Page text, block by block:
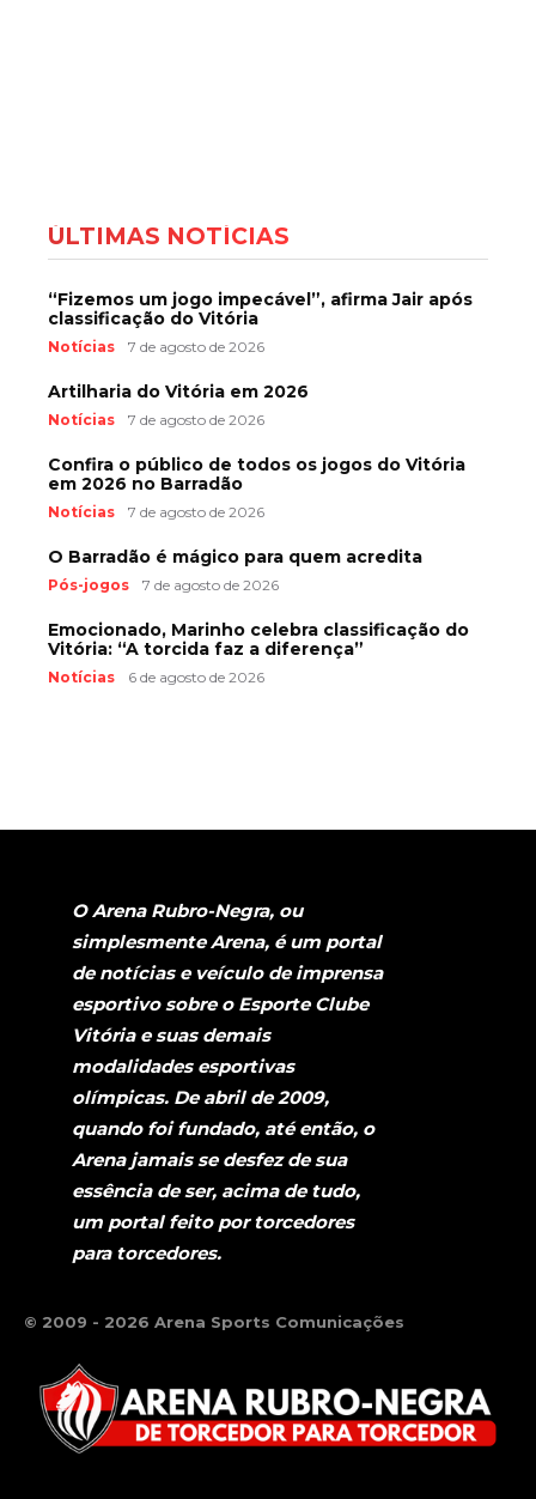
ÚLTIMAS NOTÍCIAS
“Fizemos um jogo impecável”, afirma Jair após
classificação do Vitória
Notícias 7 de agosto de 2026
Artilharia do Vitória em 2026
Notícias 7 de agosto de 2026
Confira o público de todos os jogos do Vitória
em 2026 no Barradão
Notícias 7 de agosto de 2026
O Barradão é mágico para quem acredita
Pós-jogos 7 de agosto de 2026
Emocionado, Marinho celebra classificação do
Vitória: “A torcida faz a diferença”
Notícias 6 de agosto de 2026
O Arena Rubro-Negra, ou
simplesmente Arena, é um portal
de notícias e veículo de imprensa
esportivo sobre o Esporte Clube
Vitória e suas demais
modalidades esportivas
olímpicas. De abril de 2009,
quando foi fundado, até então, o
Arena jamais se desfez de sua
essência de ser, acima de tudo,
um portal feito por torcedores
para torcedores.
© 2009 - 2026 Arena Sports Comunicações